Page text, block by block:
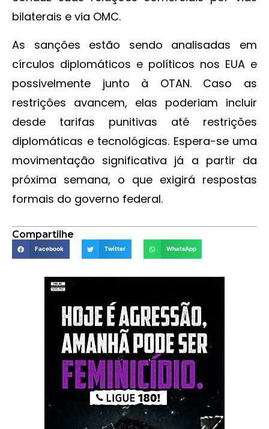
bilaterais e via OMC.
As sanções estão sendo analisadas em
círculos diplomáticos e políticos nos EUA e
possivelmente junto à OTAN. Caso as
restrições avancem, elas poderiam incluir
desde tarifas punitivas até restrições
diplomáticas e tecnológicas. Espera-se uma
movimentação significativa já a partir da
próxima semana, o que exigirá respostas
formais do governo federal.
Compartilhe
Facebook Twitter WhatsApp